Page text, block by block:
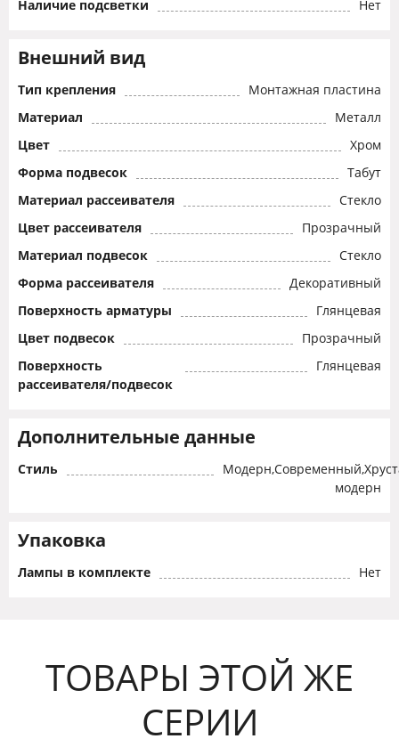
Наличие подсветки Нет
Внешний вид
Тип крепления
Монтажная пластина
Материал
Металл
Цвет
Хром
Форма подвесок
Табут
Материал рассеивателя
Стекло
Цвет рассеивателя
Прозрачный
Материал подвесок
Стекло
Форма рассеивателя
Декоративный
Поверхность арматуры
Глянцевая
Цвет подвесок
Прозрачный
Поверхность
рассеивателя/подвесок
Глянцевая
Дополнительные данные
Стиль
модерн
Упаковка
Лампы в комплекте Нет
ТОВАРЫ ЭТОЙ ЖЕ
СЕРИИ